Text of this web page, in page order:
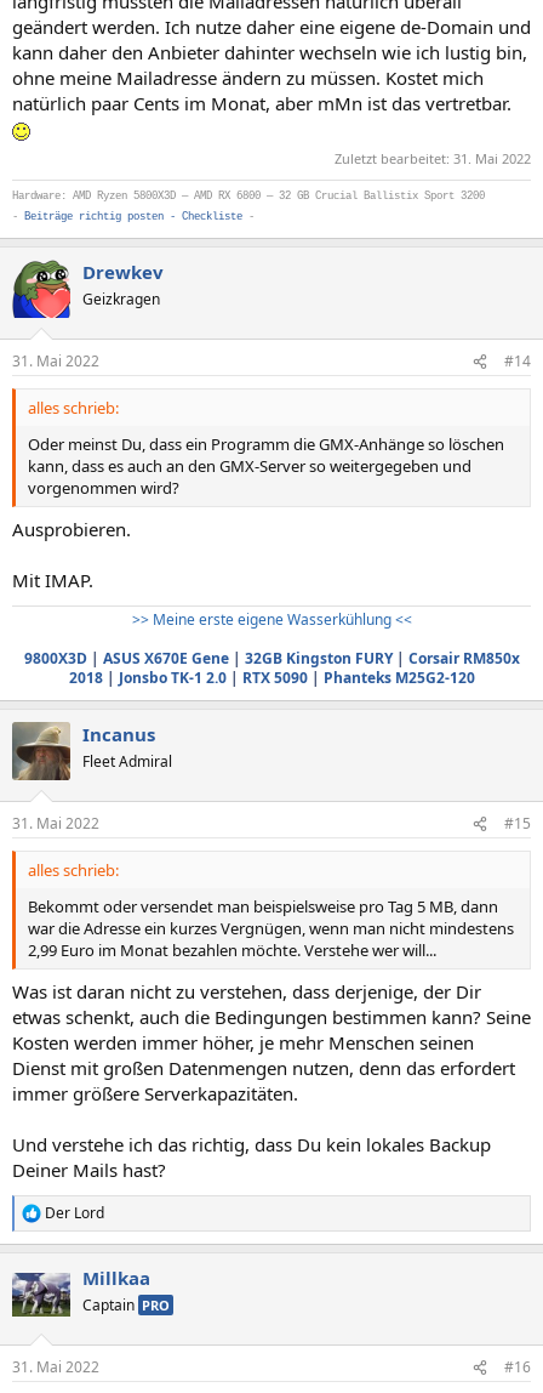
geändert werden. Ich nutze daher eine eigene de-Domain und
kann daher den Anbieter dahinter wechseln wie ich lustig bin,
ohne meine Mailadresse ändern zu müssen. Kostet mich
natürlich paar Cents im Monat, aber mMn ist das vertretbar.
Zuletzt bearbeitet: 31. Mai 2022
Hardware: AMD Ryzen 5800X3D — AMD RX 6800 — 32 GB Crucial Ballistix Sport 3200
- Beiträge richtig posten - Checkliste -
Drewkev
Geizkragen
31. Mai 2022 #14
alles schrieb:
Oder meinst Du, dass ein Programm die GMX-Anhänge so löschen
kann, dass es auch an den GMX-Server so weitergegeben und
vorgenommen wird?
Ausprobieren.
Mit IMAP.
>> Meine erste eigene Wasserkühlung <<
9800X3D| ASUS X670E Gene| 32GB Kingston FURY| Corsair RM850x
2018| Jonsbo TK-1 2.0| RTX 5090| Phanteks M25G2-120
Incanus
Fleet Admiral
31. Mai 2022 #15
alles schrieb:
Bekommt oder versendet man beispielsweise pro Tag 5 MB, dann
war die Adresse ein kurzes Vergnügen, wenn man nicht mindestens
2,99 Euro im Monat bezahlen möchte. Verstehe wer will...
Was ist daran nicht zu verstehen, dass derjenige, der Dir
etwas schenkt, auch die Bedingungen bestimmen kann? Seine
Kosten werden immer höher, je mehr Menschen seinen
Dienst mit großen Datenmengen nutzen, denn das erfordert
immer größere Serverkapazitäten.
Und verstehe ich das richtig, dass Du kein lokales Backup
Deiner Mails hast?
R
e
k
t
i
e
Der Lord
Millkaa
Captain PRO
31. Mai 2022 #16